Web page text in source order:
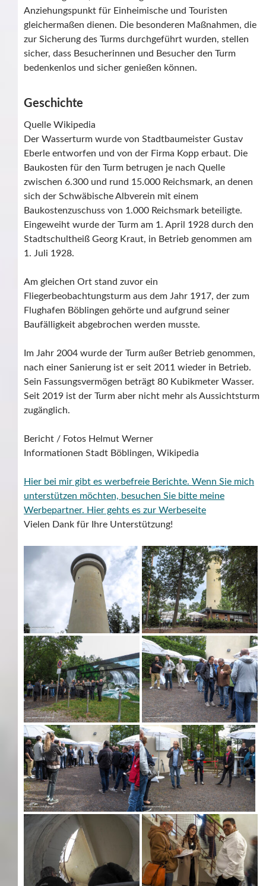
Anziehungspunkt für Einheimische und Touristen
gleichermaßen dienen. Die besonderen Maßnahmen, die
zur Sicherung des Turms durchgeführt wurden, stellen
sicher, dass Besucherinnen und Besucher den Turm
bedenkenlos und sicher genießen können.
Geschichte
Quelle Wikipedia
Der Wasserturm wurde von Stadtbaumeister Gustav
Eberle entworfen und von der Firma Kopp erbaut. Die
Baukosten für den Turm betrugen je nach Quelle
zwischen 6.300 und rund 15.000 Reichsmark, an denen
sich der Schwäbische Albverein mit einem
Baukostenzuschuss von 1.000 Reichsmark beteiligte.
Eingeweiht wurde der Turm am 1. April 1928 durch den
Stadtschultheiß Georg Kraut, in Betrieb genommen am
1. Juli 1928.
Am gleichen Ort stand zuvor ein
Fliegerbeobachtungsturm aus dem Jahr 1917, der zum
Flughafen Böblingen gehörte und aufgrund seiner
Baufälligkeit abgebrochen werden musste.
Im Jahr 2004 wurde der Turm außer Betrieb genommen,
nach einer Sanierung ist er seit 2011 wieder in Betrieb.
Sein Fassungsvermögen beträgt 80 Kubikmeter Wasser.
Seit 2019 ist der Turm aber nicht mehr als Aussichtsturm
zugänglich.
Bericht / Fotos Helmut Werner
Informationen Stadt Böblingen, Wikipedia
Hier bei mir gibt es werbefreie Berichte. Wenn Sie mich
unterstützen möchten, besuchen Sie bitte meine
Werbepartner. Hier gehts es zur Werbeseite
Vielen Dank für Ihre Unterstützung!